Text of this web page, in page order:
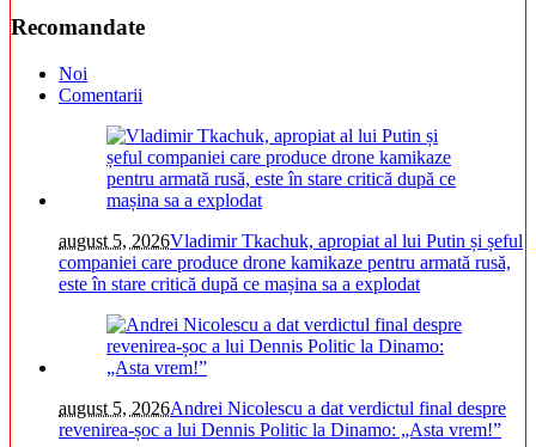
Recomandate
Noi
Comentarii
august 5, 2026Vladimir Tkachuk, apropiat al lui Putin și șeful
companiei care produce drone kamikaze pentru armată rusă,
este în stare critică după ce mașina sa a explodat
august 5, 2026Andrei Nicolescu a dat verdictul final despre
revenirea-șoc a lui Dennis Politic la Dinamo: „Asta vrem!”